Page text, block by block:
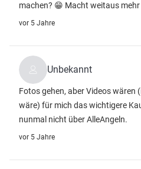
machen? 😁 Macht weitaus
vor 5 Jahre
Unbekannt
Fotos gehen, aber Videos wären
wäre) für mich das wichtigere
nunmal nicht über AlleAngeln.
vor 5 Jahre